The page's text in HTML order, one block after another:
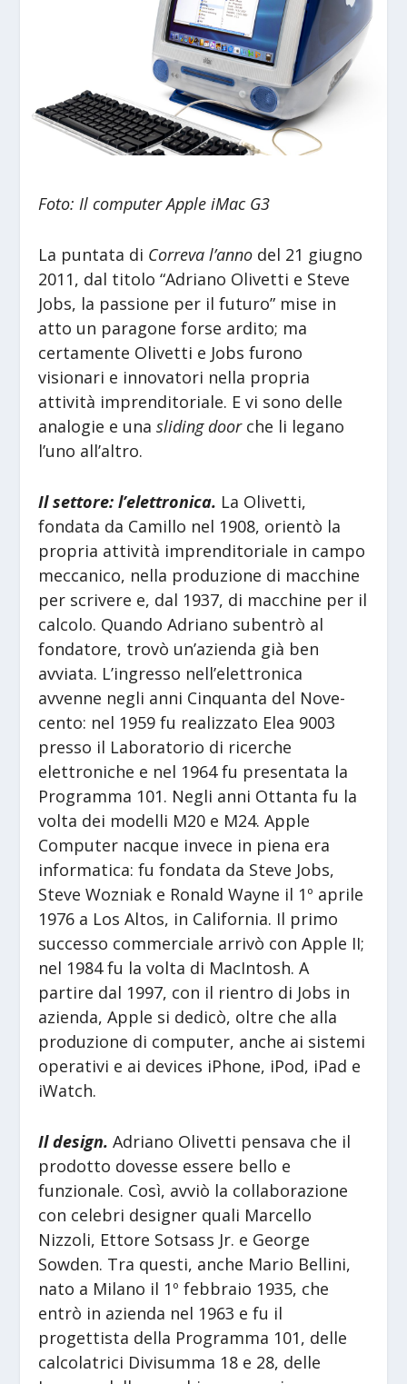
Foto: Il computer Apple iMac G3
La puntata di Correva l’anno del 21 giugno
2011, dal titolo “Adriano Olivetti e Steve
Jobs, la passione per il futuro” mise in
atto un paragone forse ardito; ma
certamente Olivetti e Jobs furono
visionari e innovatori nella propria
attività imprenditoriale. E vi sono delle
analogie e unasliding doorche li legano
l’uno all’altro.
Il settore: l’elettronica. La Olivetti,
fondata da Camillo nel 1908, orientò la
propria attività imprenditoriale in campo
meccanico, nella produzione di macchine
per scrivere e, dal 1937, di macchine per il
calcolo. Quando Adriano subentrò al
fondatore, trovò un’azienda già ben
avviata. L’ingresso nell’elettronica
avvenne negli anni Cinquanta del Nove-
cento: nel 1959 fu realizzato Elea 9003
presso il Laboratorio di ricerche
elettroniche e nel 1964 fu presentata la
Programma 101. Negli anni Ottanta fu la
volta dei modelli M20 e M24. Apple
Computer nacque invece in piena era
informatica: fu fondata da Steve Jobs,
Steve Wozniak e Ronald Wayne il 1º aprile
1976 a Los Altos, in California. Il primo
successo commerciale arrivò con Apple II;
nel 1984 fu la volta di MacIntosh. A
partire dal 1997, con il rientro di Jobs in
azienda, Apple si dedicò, oltre che alla
produzione di computer, anche ai sistemi
operativi e ai devices iPhone, iPod, iPad e
iWatch.
Il design. Adriano Olivetti pensava che il
prodotto dovesse essere bello e
funzionale. Così, avviò la collaborazione
con celebri designer quali Marcello
Nizzoli, Ettore Sotsass Jr. e George
Sowden. Tra questi, anche Mario Bellini,
nato a Milano il 1º febbraio 1935, che
entrò in azienda nel 1963 e fu il
progettista della Programma 101, delle
calcolatrici Divisumma 18 e 28, delle